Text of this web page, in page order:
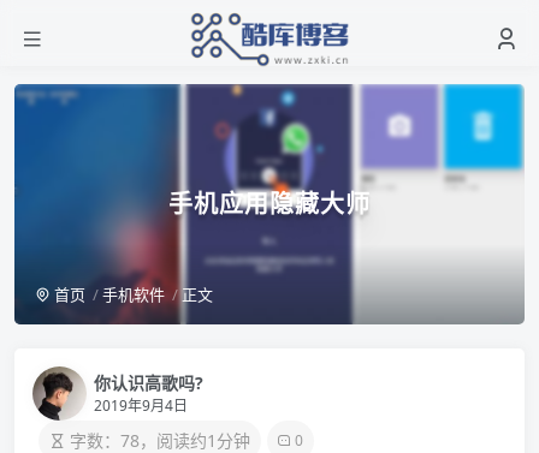
手机应用隐藏大师
首页 手机软件 正文
你认识高歌吗?
2019年9月4日
字数：78，阅读约1分钟 0